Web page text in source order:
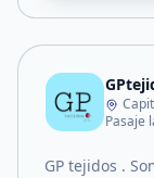
Pasaje
GP tejidos .